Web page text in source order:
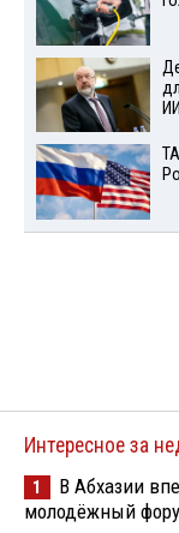
ИИ
Интересное за
1
В Абхазии
молодёжный